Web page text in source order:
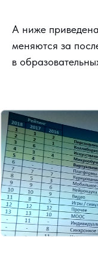
А ниже
меняются за
в